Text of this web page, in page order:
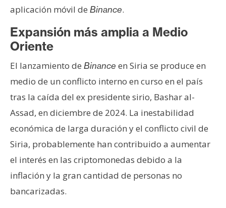
aplicación móvil de Binance.
Expansión más amplia a Medio
Oriente
El lanzamiento de Binance en Siria se produce en
medio de un conflicto interno en curso en el país
tras la caída del ex presidente sirio, Bashar al-
Assad, en diciembre de 2024. La inestabilidad
económica de larga duración y el conflicto civil de
Siria, probablemente han contribuido a aumentar
el interés en las criptomonedas debido a la
inflación y la gran cantidad de personas no
bancarizadas.